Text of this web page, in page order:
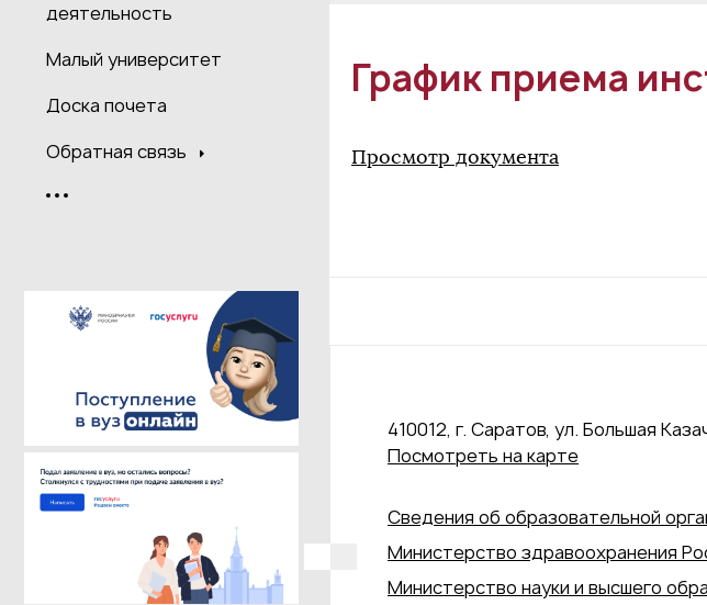
деятельность
Малый университет
Доска почета
Обратная связь
График приема
Просмотр документа
410012, г. Саратов, ул. Большая
Посмотреть на карте
Сведения об образовательной
Министерство здравоохранения
Министерство науки и высшего